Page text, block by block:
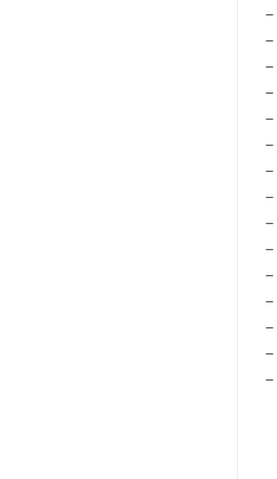
−
−
−
−
−
−
−
−
−
−
−
−
−
−
−